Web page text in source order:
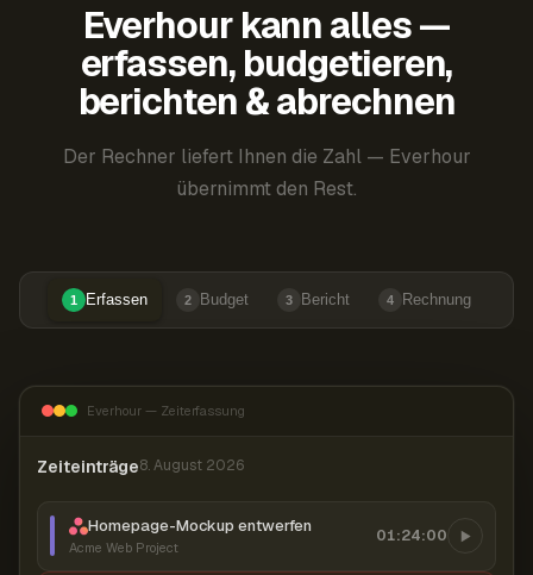
Everhour kann alles —
erfassen, budgetieren,
berichten & abrechnen
Der Rechner liefert Ihnen die Zahl — Everhour
übernimmt den Rest.
1 Erfassen 2 Budget 3 Bericht 4 Rechnung
Everhour — Zeiterfassung
Zeiteinträge8. August 2026
Homepage-Mockup entwerfen
Acme Web Project
01:24:00